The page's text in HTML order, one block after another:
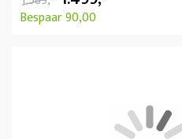
Bespaar 90,00